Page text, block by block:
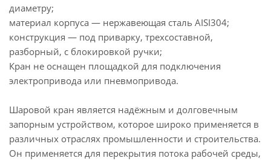
диаметру;
материал корпуса — нержавеющая сталь AISI304;
конструкция — под приварку, трехсоставной,
разборный, с блокировкой ручки;
Кран не оснащен площадкой для подключения
электропривода или пневмопривода.
Шаровой кран является надёжным и долговечным
запорным устройством, которое широко применяется в
различных отраслях промышленности и строительства.
Он применяется для перекрытия потока рабочей среды,